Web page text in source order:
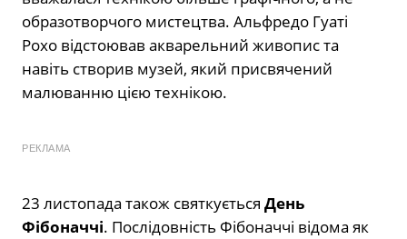
образотворчого мистецтва. Альфредо Гуаті
Рохо відстоював акварельний живопис та
навіть створив музей, який присвячений
малюванню цією технікою.
РЕКЛАМА
23 листопада також святкується День
Фібоначчі. Послідовність Фібоначчі відома як